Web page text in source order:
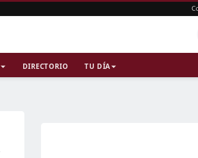
DIRECTORIO TU DÍA